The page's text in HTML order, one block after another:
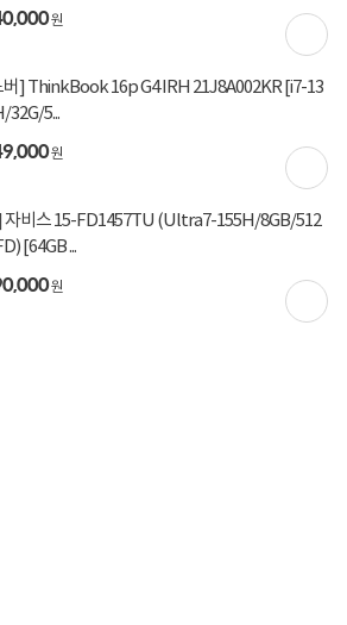
원
버] ThinkBook 16p G4 IRH 21J8A002KR [i7-13
32G/5...
원
자비스 15-FD1457TU (Ultra7-155H/8GB/512
[64GB ...
원